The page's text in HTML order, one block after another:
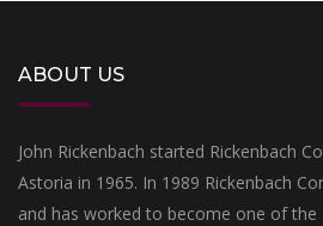
ABOUT US
John Rickenbach started Rickenbach
Astoria in 1965. In 1989 Rickenbach
and has worked to become one of the